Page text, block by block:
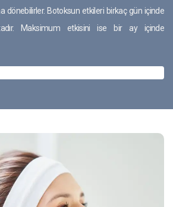
dönebilirler. Botoksun etkileri birkaç gün içinde
Maksimum etkisini ise bir ay içinde